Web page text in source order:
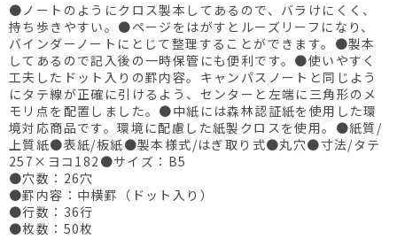
●ノートのようにクロス製本してあるので、バラけにくく、
持ち歩きやすい。●ページをはがすとルーズリーフになり、
バインダーノートにとじて整理することができます。●製本
してあるので記入後の一時保管にも便利です。●使いやすく
工夫したドット入りの罫内容。キャンパスノートと同じよう
にタテ線が正確に引けるよう、センターと左端に三角形のメ
モリ点を配置しました。●中紙には森林認証紙を使用した環
境対応商品です。環境に配慮した紙製クロスを使用。●紙質/
上質紙●表紙/板紙●製本様式/はぎ取り式●丸穴●寸法/タテ
257×ヨコ182●サイズ：B5
●穴数：26穴
●罫内容：中横罫（ドット入り）
●行数：36行
●枚数：50枚